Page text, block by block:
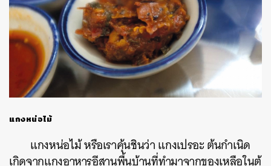
แกงหน่อไม้
แกงหน่อไม้ หรือเราคุ้นชินว่า แกงเปรอะ ต้นกำเนิด
เกิดจากแกงอาหารอีสานพื้นบ้านที่ทำมาจากของเหลือในตู้